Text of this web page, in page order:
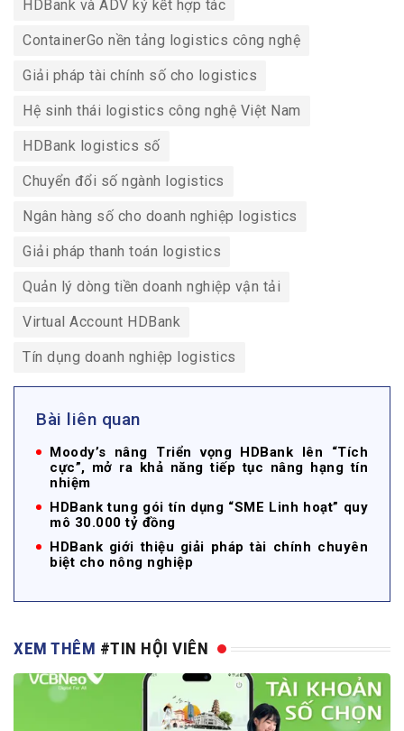
HDBank và ADV ký kết hợp tác
ContainerGo nền tảng logistics công nghệ
Giải pháp tài chính số cho logistics
Hệ sinh thái logistics công nghệ Việt Nam
HDBank logistics số
Chuyển đổi số ngành logistics
Ngân hàng số cho doanh nghiệp logistics
Giải pháp thanh toán logistics
Quản lý dòng tiền doanh nghiệp vận tải
Virtual Account HDBank
Tín dụng doanh nghiệp logistics
Bài liên quan
Moody’s nâng Triển vọng HDBank lên “Tích
cực”, mở ra khả năng tiếp tục nâng hạng tín
nhiệm
HDBank tung gói tín dụng “SME Linh hoạt” quy
mô 30.000 tỷ đồng
HDBank giới thiệu giải pháp tài chính chuyên
biệt cho nông nghiệp
XEM THÊM #TIN HỘI VIÊN